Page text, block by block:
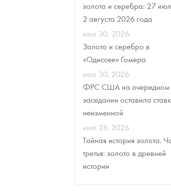
золота и серебра: 27
2 августа 2026 года
июл 30, 2026
Золото и серебро в
«Одиссее» Гомера
июл 30, 2026
ФРС США на очередном
заседании оставила
неизменной
июл 28, 2026
Тайная история золота.
третья: золото в древней
истории